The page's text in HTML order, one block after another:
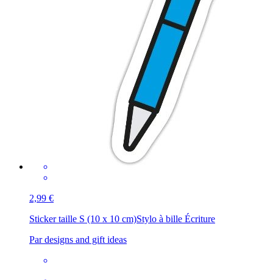
2,99 €
Sticker taille S (10 x 10 cm)Stylo à bille Écriture
Par designs and gift ideas